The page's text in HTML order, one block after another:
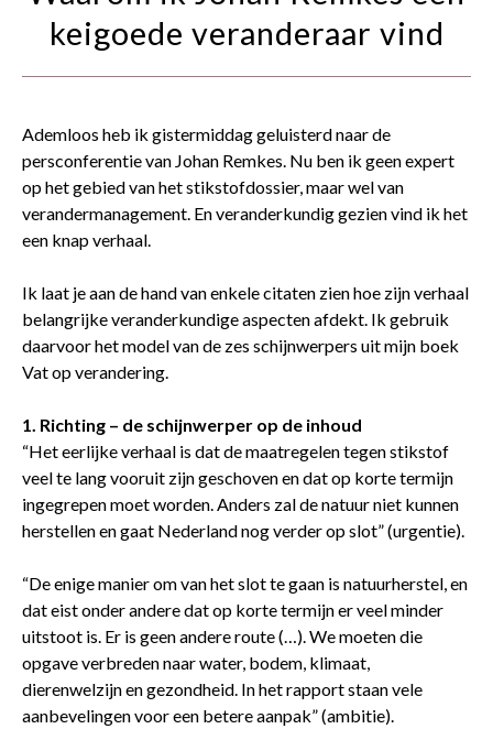
keigoede veranderaar vind
Ademloos heb ik gistermiddag geluisterd naar de
persconferentie van Johan Remkes. Nu ben ik geen expert
op het gebied van het stikstofdossier, maar wel van
verandermanagement. En veranderkundig gezien vind ik het
een knap verhaal.
Ik laat je aan de hand van enkele citaten zien hoe zijn verhaal
belangrijke veranderkundige aspecten afdekt. Ik gebruik
daarvoor het model van de zes schijnwerpers uit mijn boek
Vat op verandering.
1. Richting – de schijnwerper op de inhoud
“Het eerlijke verhaal is dat de maatregelen tegen stikstof
veel te lang vooruit zijn geschoven en dat op korte termijn
ingegrepen moet worden. Anders zal de natuur niet kunnen
herstellen en gaat Nederland nog verder op slot” (urgentie).
“De enige manier om van het slot te gaan is natuurherstel, en
dat eist onder andere dat op korte termijn er veel minder
uitstoot is. Er is geen andere route (…). We moeten die
opgave verbreden naar water, bodem, klimaat,
dierenwelzijn en gezondheid. In het rapport staan vele
aanbevelingen voor een betere aanpak” (ambitie).